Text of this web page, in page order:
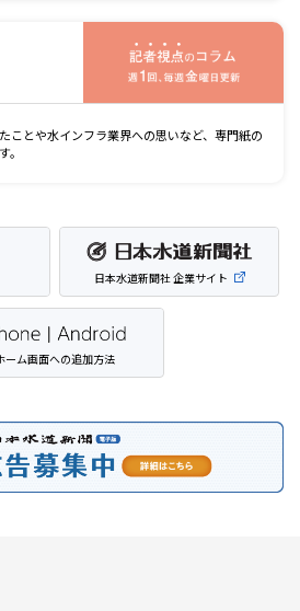
ことや水インフラ業界への思いなど、専門紙の
。
日本水道新聞社 企業サイト
ーム画面への追加方法